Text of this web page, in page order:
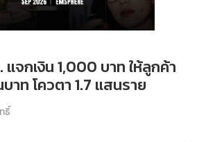
จกเงิน 1,000 บาท ให้ลูกค้า
าท โควตา 1.7 แสนราย
ธิ์